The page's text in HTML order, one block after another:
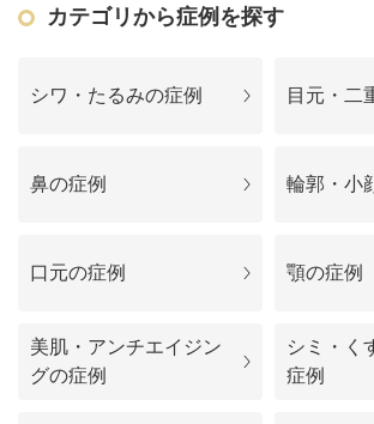
当クリニック月替わりのおすすめ
プライベートスキンクリニ
施術症例
カテゴリから症例を探す
シワ・たるみの症例 目元・二
鼻の症例 輪郭・小
口元の症例 顎の症例
美肌・アンチエイジン
グの症例
シミ・く
症例